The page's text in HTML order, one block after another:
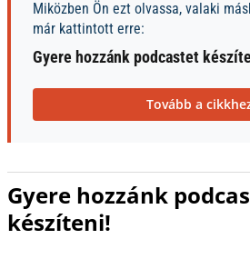
Miközben Ön ezt olvassa, valaki
már kattintott erre:
Gyere hozzánk podcastet
Tovább a
Gyere hozzánk
készíteni!